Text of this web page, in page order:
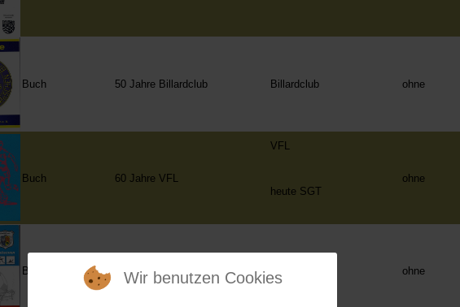
Buch 50 Jahre Billardclub Billardclub ohne
Buch 60 Jahre VFL
VFL
heute SGT
ohne
Buch 10 Jahre SGT ohne
Wir benutzen Cookies